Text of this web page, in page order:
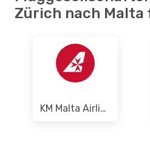
Zürich nach Malta
KM Malta Airlines